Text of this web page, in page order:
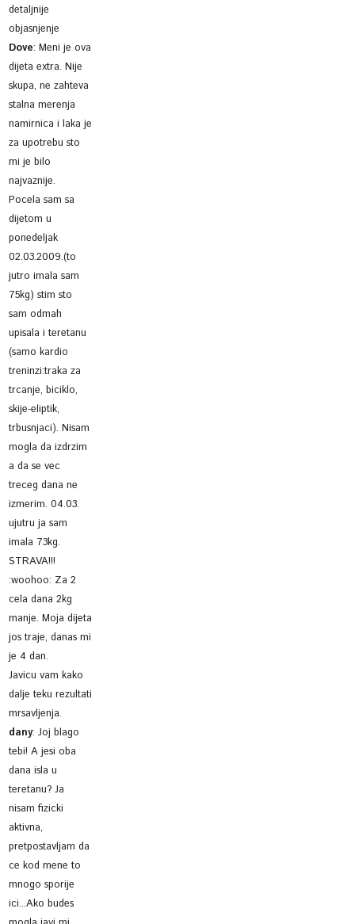
detaljnije
objasnjenje
Dove:Meni je ova
dijeta extra. Nije
skupa, ne zahteva
stalna merenja
namirnica i laka je
za upotrebu sto
mi je bilo
najvaznije.
Pocela sam sa
dijetom u
ponedeljak
02.03.2009.(to
jutro imala sam
75kg) stim sto
sam odmah
upisala i teretanu
(samo kardio
treninzi:traka za
trcanje, biciklo,
skije-eliptik,
trbusnjaci). Nisam
mogla da izdrzim
a da se vec
treceg dana ne
izmerim. 04.03.
ujutru ja sam
imala 73kg.
STRAVA!!!
:woohoo: Za 2
cela dana 2kg
manje. Moja dijeta
jos traje, danas mi
je 4 dan.
Javicu vam kako
dalje teku rezultati
mrsavljenja.
dany:Joj blago
tebi! A jesi oba
dana isla u
teretanu? Ja
nisam fizicki
aktivna,
pretpostavljam da
ce kod mene to
mnogo sporije
ici...Ako budes